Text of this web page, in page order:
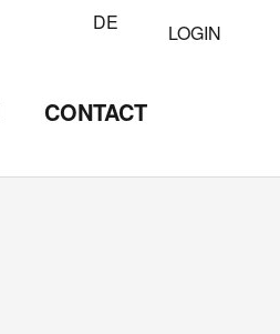
DE LOGIN
CONTACT